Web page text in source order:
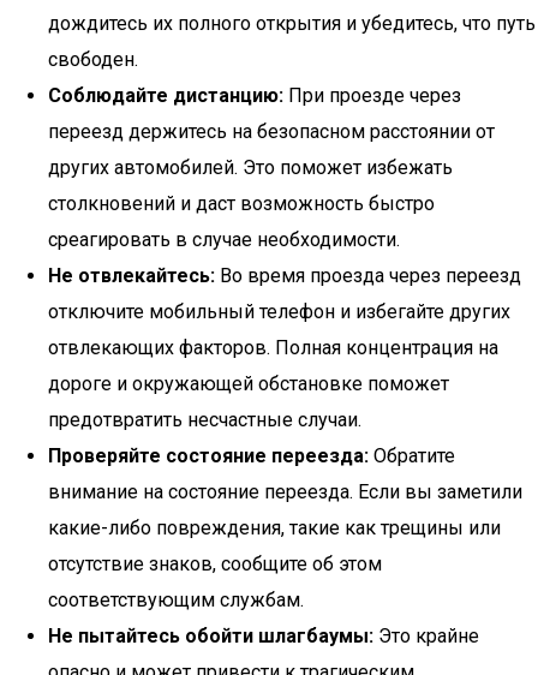
дождитесь их полного открытия и убедитесь, что путь
свободен.
Соблюдайте дистанцию: При проезде через
переезд держитесь на безопасном расстоянии от
других автомобилей. Это поможет избежать
столкновений и даст возможность быстро
среагировать в случае необходимости.
Не отвлекайтесь: Во время проезда через переезд
отключите мобильный телефон и избегайте других
отвлекающих факторов. Полная концентрация на
дороге и окружающей обстановке поможет
предотвратить несчастные случаи.
Проверяйте состояние переезда: Обратите
внимание на состояние переезда. Если вы заметили
какие-либо повреждения, такие как трещины или
отсутствие знаков, сообщите об этом
соответствующим службам.
Не пытайтесь обойти шлагбаумы: Это крайне